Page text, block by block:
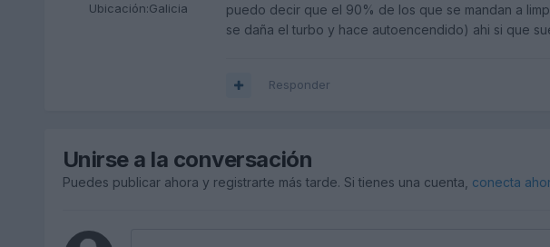
Ubicación:Galicia
puedo decir que el 90% de los que se mandan a
se daña el turbo y hace autoencendido) ahi si que
Responder
Unirse a la conversación
Puedes publicar ahora y registrarte más tarde. Si tienes una cuenta, conecta